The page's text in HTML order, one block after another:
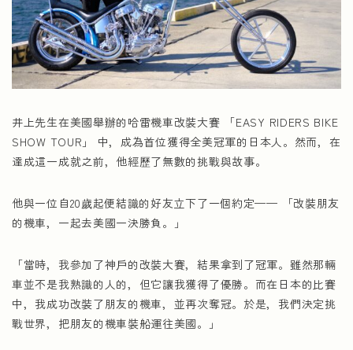
井上先生在美國舉辦的哈雷機車改裝大賽 「EASY RIDERS BIKE
SHOW TOUR」 中，成為首位獲得全美冠軍的日本人。然而，在
達成這一成就之前，他經歷了無數的挑戰與故事。
他與一位自20歲起便結識的好友立下了一個約定—— 「改裝朋友
的機車，一起去美國一決勝負。」
「當時，我參加了神戶的改裝大賽，結果拿到了冠軍。雖然那輛
車並不是我熟識的人的，但它讓我獲得了優勝。而在日本的比賽
中，我成功改裝了朋友的機車，並再次奪冠。於是，我們決定挑
戰世界，把朋友的機車裝船運往美國。」